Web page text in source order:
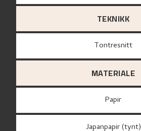
TEKNIKK
Tontresnitt
MATERIALE
papir
Japanpapir (tynt)